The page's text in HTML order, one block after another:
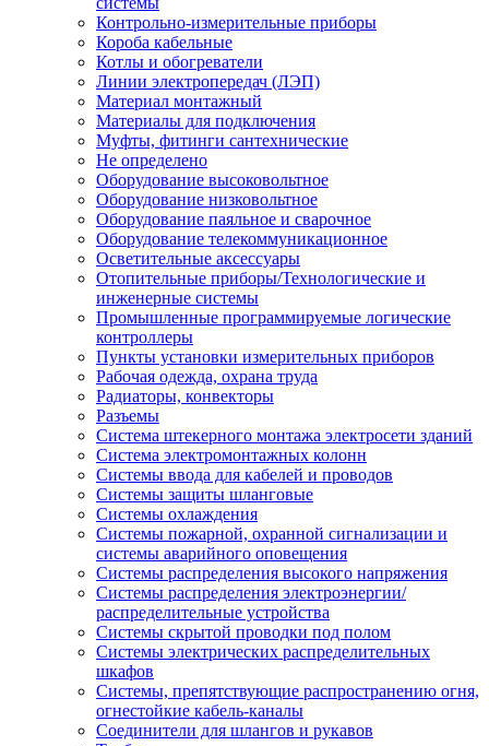
Контрольно-измерительные приборы
Короба кабельные
Котлы и обогреватели
Линии электропередач (ЛЭП)
Материал монтажный
Материалы для подключения
Муфты, фитинги сантехнические
Не определено
Оборудование высоковольтное
Оборудование низковольтное
Оборудование паяльное и сварочное
Оборудование телекоммуникационное
Осветительные аксессуары
Отопительные приборы/Технологические и
инженерные системы
Промышленные программируемые логические
контроллеры
Пункты установки измерительных приборов
Рабочая одежда, охрана труда
Радиаторы, конвекторы
Разъемы
Система штекерного монтажа электросети зданий
Система электромонтажных колонн
Системы ввода для кабелей и проводов
Системы защиты шланговые
Системы охлаждения
Системы пожарной, охранной сигнализации и
системы аварийного оповещения
Системы распределения высокого напряжения
Системы распределения электроэнергии/
распределительные устройства
Системы скрытой проводки под полом
Системы электрических распределительных
шкафов
Системы, препятствующие распространению огня,
огнестойкие кабель-каналы
Соединители для шлангов и рукавов